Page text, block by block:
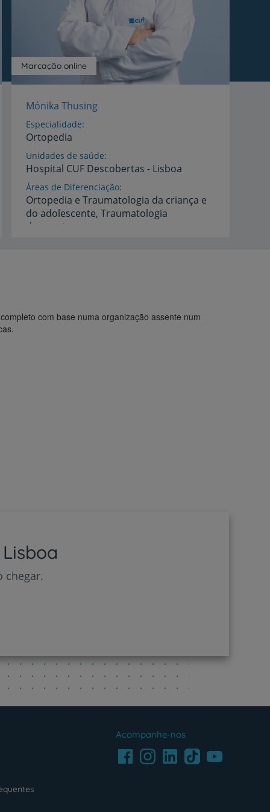
Marcação online
Mónika Thusing
Especialidade
Ortopedia
Unidades de saúde
Hospital CUF Descobertas - Lisboa
Áreas de Diferenciação
Ortopedia e Traumatologia da criança e
do adolescente, Traumatologia
desportiva,
com base numa organização assente num
chegar.
Acompanhe-nos
FacebookInstagramLinkedInTikTokYoutube